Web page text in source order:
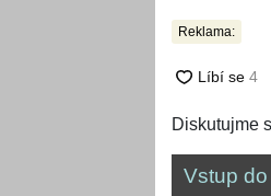
Reklama:
Diskutujme
Vstup